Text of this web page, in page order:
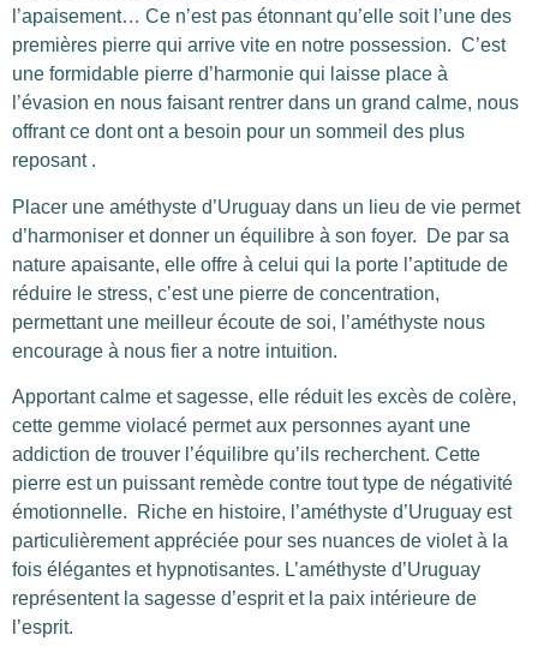
l’apaisement… Ce n’est pas étonnant qu’elle soit l’une des
premières pierre qui arrive vite en notre possession. C’est
une formidable pierre d’harmonie qui laisse place à
l’évasion en nous faisant rentrer dans un grand calme, nous
offrant ce dont ont a besoin pour un sommeil des plus
reposant .
Placer une améthyste d’Uruguay dans un lieu de vie permet
d’harmoniser et donner un équilibre à son foyer.
De par sa
nature apaisante, elle offre à celui qui la porte l’aptitude de
réduire le stress, c’est une pierre de concentration,
permettant une meilleur écoute de soi, l’améthyste nous
encourage à nous fier a notre intuition.
Apportant calme et sagesse, elle réduit les excès de colère,
cette gemme violacé permet aux personnes ayant une
addiction de trouver l’équilibre qu’ils recherchent. Cette
pierre est un puissant remède contre tout type de négativité
émotionnelle.
Riche en histoire, l’améthyste d’Uruguay est
particulièrement appréciée pour ses nuances de violet à la
fois élégantes et hypnotisantes. L’améthyste d’Uruguay
représentent la sagesse d’esprit et la paix intérieure de
l’esprit.